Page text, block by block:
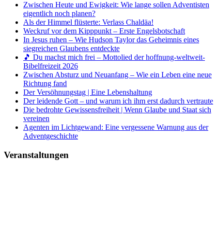
Zwischen Heute und Ewigkeit: Wie lange sollen Adventisten
eigentlich noch planen?
Als der Himmel flüsterte: Verlass Chaldäa!
Weckruf vor dem Kipppunkt – Erste Engelsbotschaft
In Jesus ruhen – Wie Hudson Taylor das Geheimnis eines
siegreichen Glaubens entdeckte
🎵 Du machst mich frei – Mottolied der hoffnung-weltweit-
Bibelfreizeit 2026
Zwischen Absturz und Neuanfang – Wie ein Leben eine neue
Richtung fand
Der Versöhnungstag | Eine Lebenshaltung
Der leidende Gott – und warum ich ihm erst dadurch vertraute
Die bedrohte Gewissensfreiheit | Wenn Glaube und Staat sich
vereinen
Agenten im Lichtgewand: Eine vergessene Warnung aus der
Adventgeschichte
Veranstaltungen